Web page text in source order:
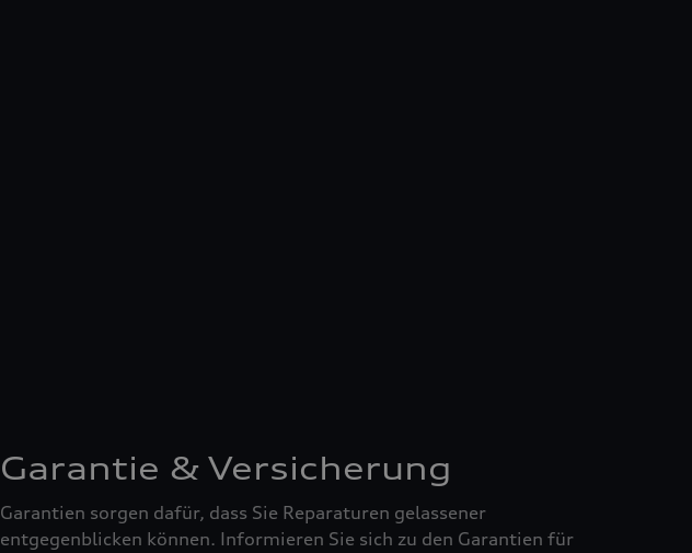
Garantie & Versicherung
Garantien sorgen dafür, dass Sie Reparaturen gelassener
entgegenblicken können. Informieren Sie sich zu den Garantien für